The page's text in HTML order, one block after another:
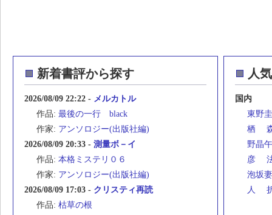
新着書評から探す
2026/08/09 22:22 - メルカトル
作品: 最後の一行 black
作家: アンソロジー(出版社編)
2026/08/09 20:33 - 測量ボ－イ
作品: 本格ミステリ０６
作家: アンソロジー(出版社編)
2026/08/09 17:03 - クリスティ再読
作品: 枯草の根
人
国内
東野
栖
野晶午
彦
泡坂
人